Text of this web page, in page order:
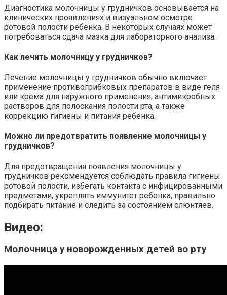
Диагностика молочницы у грудничков основывается на
клинических проявлениях и визуальном осмотре
ротовой полости ребенка. В некоторых случаях может
потребоваться сдача мазка для лабораторного анализа.
Как лечить молочницу у грудничков?
Лечение молочницы у грудничков обычно включает
применение противогрибковых препаратов в виде геля
или крема для наружного применения, антимикробных
растворов для полоскания полости рта, а также
коррекцию гигиены и питания ребенка.
Можно ли предотвратить появление молочницы у
грудничков?
Для предотвращения появления молочницы у
грудничков рекомендуется соблюдать правила гигиены
ротовой полости, избегать контакта с инфицированными
предметами, укреплять иммунитет ребенка, правильно
подбирать питание и следить за состоянием слюнтяев.
Видео:
Молочница у новорожденных детей во рту